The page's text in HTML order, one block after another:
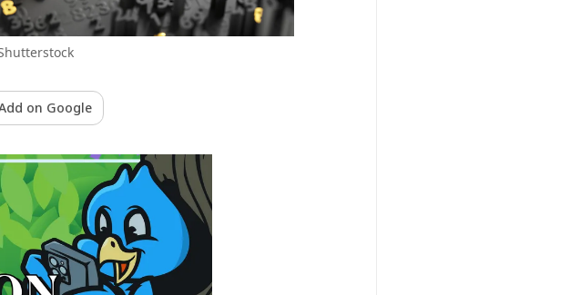
on Google